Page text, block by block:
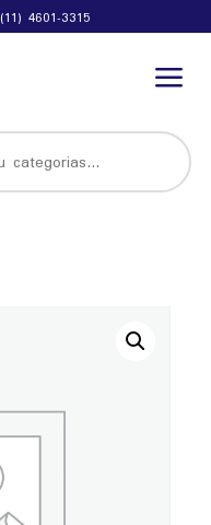
(11) 4601-3315
a